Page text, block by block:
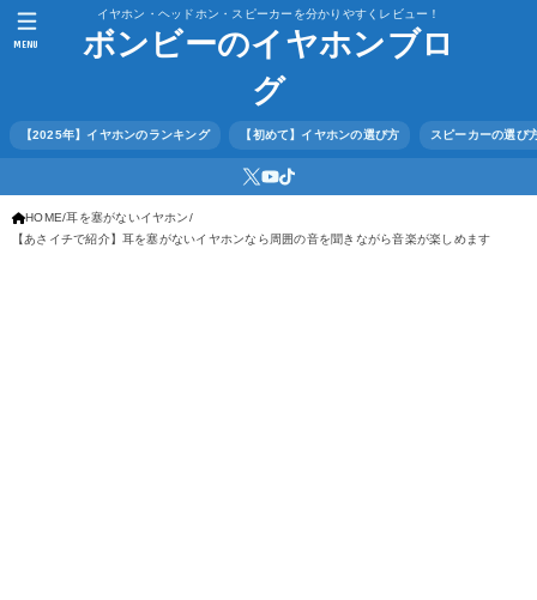
イヤホン・ヘッドホン・スピーカーを分かりやすくレビュー！
ボンビーのイヤホンブロ
グ
【2025年】イヤホンのランキング 【初めて】イヤホンの選び方 スピーカーの選び
MENU
HOME 耳を塞がないイヤホン
【あさイチで紹介】耳を塞がないイヤホンなら周囲の音を聞きながら音楽が楽しめます